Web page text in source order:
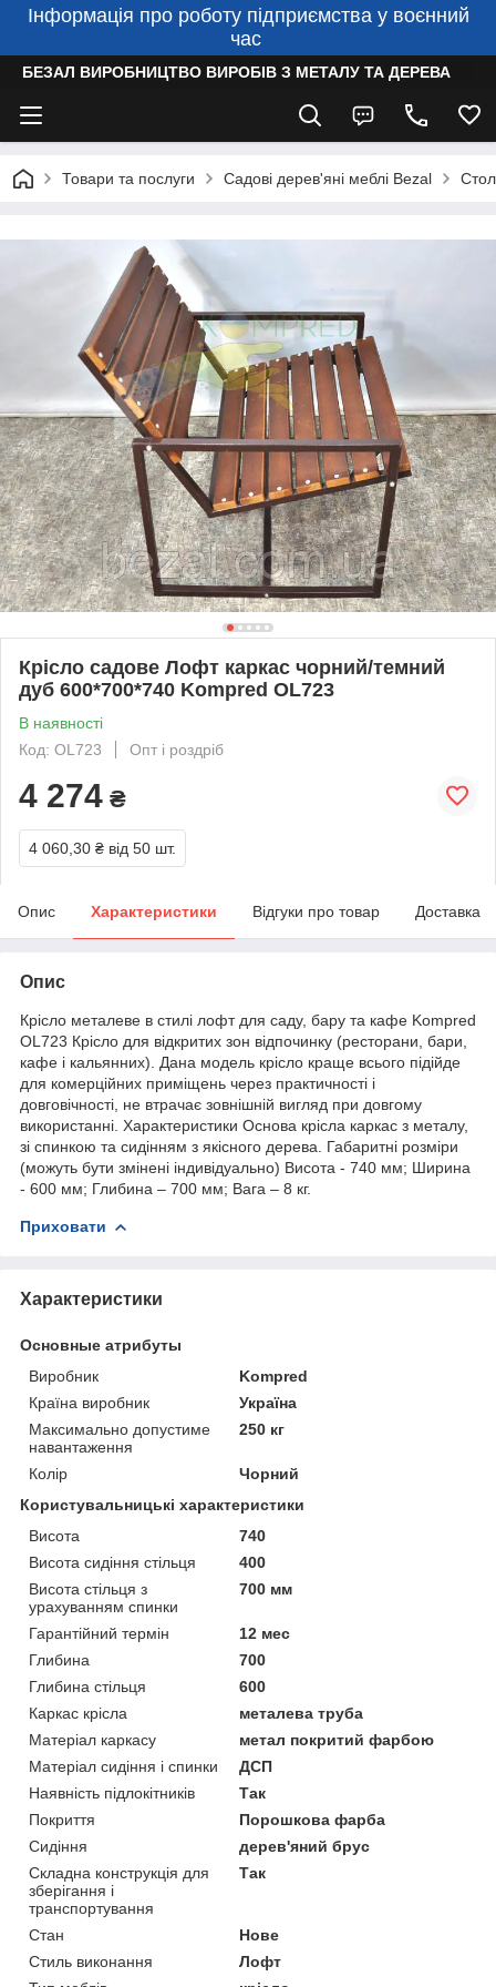
Інформація про роботу підприємства у воєнний
час
БЕЗАЛ ВИРОБНИЦТВО ВИРОБІВ З МЕТАЛУ ТА ДЕРЕВА
Товари та послуги Садові дерев'яні меблі Bezal
Крісло садове Лофт каркас чорний/темний
дуб 600*700*740 Kompred OL723
В наявності
Код: OL723
Опт і роздріб
4 274 ₴
4 060,30 ₴ від 50 шт.
Опис Характеристики Відгуки про товар Доставка
Опис
Крісло металеве в стилі лофт для саду, бару та кафе Kompred
OL723 Крісло для відкритих зон відпочинку (ресторани, бари,
кафе і кальянних). Дана модель крісло краще всього підійде
для комерційних приміщень через практичності і
довговічності, не втрачає зовнішній вигляд при довгому
використанні. Характеристики Основа крісла каркас з металу,
зі спинкою та сидінням з якісного дерева. Габаритні розміри
(можуть бути змінені індивідуально) Висота - 740 мм; Ширина
- 600 мм; Глибина – 700 мм; Вага – 8 кг.
Приховати
Характеристики
Основные атрибуты
Виробник
Kompred
Країна виробник
Україна
Максимально допустиме
навантаження
250 кг
Колір
Чорний
Користувальницькі характеристики
Висота
740
Висота сидіння стільця
400
Висота стільця з
урахуванням спинки
700 мм
Гарантійний термін
12 мес
Глибина
700
Глибина стільця
600
Каркас крісла
металева труба
Матеріал каркасу
метал покритий фарбою
Матеріал сидіння і спинки
ДСП
Наявність підлокітників
Так
Покриття
Порошкова фарба
Сидіння
дерев'яний брус
Складна конструкція для
зберігання і
транспортування
Так
Стан
Нове
Стиль виконання
Лофт